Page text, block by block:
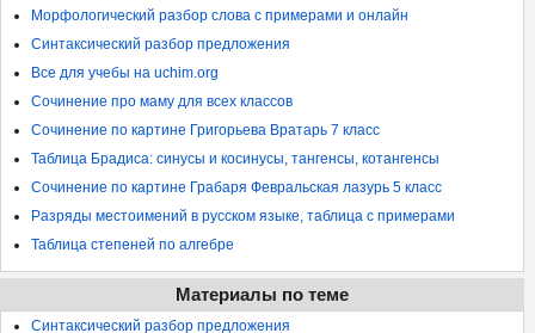
Морфологический разбор слова с примерами и онлайн
Синтаксический разбор предложения
Все для учебы на uchim.org
Сочинение про маму для всех классов
Сочинение по картине Григорьева Вратарь 7 класс
Таблица Брадиса: синусы и косинусы, тангенсы, котангенсы
Сочинение по картине Грабаря Февральская лазурь 5 класс
Разряды местоимений в русском языке, таблица с примерами
Таблица степеней по алгебре
Материалы по теме
Синтаксический разбор предложения